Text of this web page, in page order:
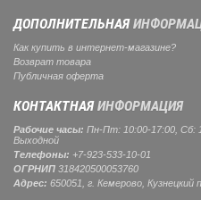
ДОПОЛНИТЕЛЬНАЯ
Как купить в интернет-магазине?
Возврат товара
Публичная оферта
КОНТАКТНАЯИНФОРМАЦИЯ
Рабочие часы: Пн-Пт: 10:00-17:00, Сб:
Выходной
Телефоны: +7-923-533-10-01
ОГРНИП 318420500053760
Адрес: 650051, г. Кемерово, Кузнецкий